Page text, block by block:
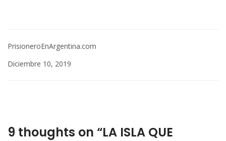
PrisioneroEnArgentina.com
Diciembre 10, 2019
9 thoughts on “LA ISLA QUE